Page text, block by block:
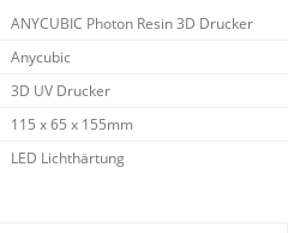
ANYCUBIC Photon Resin 3D Drucker
Anycubic
3D UV Drucker
115 x 65 x 155mm
LED Lichthärtung